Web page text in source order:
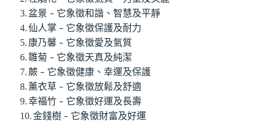
3. 盆景 – 它象徵和諧、智慧及平靜
4. 仙人掌 – 它象徵保護及耐力
5. 康乃馨 – 它象徵愛及氣質
6. 雛菊 – 它象徵天真及純潔
7. 蕨 – 它象徵健康、幸運及保護
8. 薰衣草 – 它象徵放鬆及舒適
9. 幸福竹 – 它象徵好運及長壽
10. 金錢樹 – 它象徵財富及好運